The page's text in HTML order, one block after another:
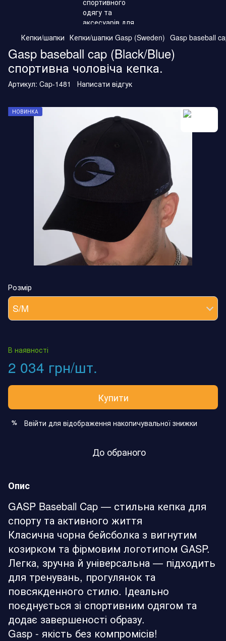
Кепки/шапки Кепки/шапки Gasp (Sweden) Gasp baseball
Gasp baseball cap (Black/Blue)
спортивна чоловіча кепка.
Артикул: Cap-1481 Написати відгук
НОВИНКА
Розмір
S/M
В наявності
2 034 грн/шт.
Купити
% Ввійти для відображення накопичувальної знижки
До обраного
Опис
GASP Baseball Cap — стильна кепка для
спорту та активного життя
Класична чорна бейсболка з вигнутим
козирком та фірмовим логотипом GASP.
Легка, зручна й універсальна — підходить
для тренувань, прогулянок та
повсякденного стилю. Ідеально
поєднується зі спортивним одягом та
додає завершеності образу.
Gasp - якість без компромісів!